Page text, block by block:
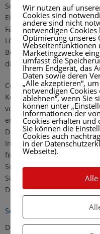
Setzen von Cookies
Einzelfall erlauben, die
Fälle oder generell
Löschen der Cookies beim
Bei der Deaktivierung von
dieser Website
Cookies, die zur
Kommunikationsvorgangs
von Ihnen erwünschter
erforderlich sind, werden
DSGVO gespeichert. Der
Interesse an der
fehlerfreien und
Soweit andere Cookies
Surfverhaltens)
Datenschutzerklärung
Server-Log-Dateien
Der Provider der Seiten
Wir nutzen auf
Cookies sind
andere sind nicht
notwendigen
Optimierung unseres
Webseitenfunktionen
Marketingzwecke
umfasst die
Ihrem Endgerät, das
Daten sowie deren
„Alle akzeptieren“,
notwendigen
ablehnen“, wenn Sie
können unter
Informationen der
Cookies erhalten und
Sie können die
Cookies auch
in der
Webseite).
Alle